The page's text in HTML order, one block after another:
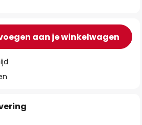
aan je winkelwagen